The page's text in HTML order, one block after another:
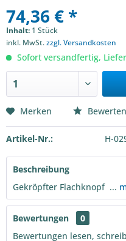
74,36 € *
Inhalt: 1 Stück
inkl. MwSt.zzgl. Versandkosten
Sofort versandfertig,
Merken Bewerten
Artikel-Nr.: H-
Beschreibung
Gekröpfter Flachknopf ...
Bewertungen
0
Bewertungen lesen,